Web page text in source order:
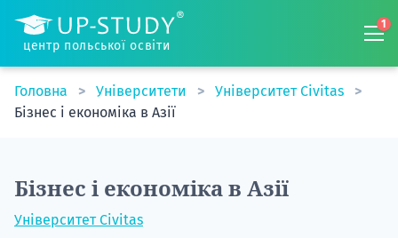
центр польської освіти
1
Головна Університети
Університет Civitas
Бізнес і економіка в Азії
Бізнес і економіка в Азії
Університет Civitas